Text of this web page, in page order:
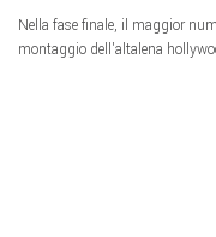
Nella fase finale, il maggior
montaggio dell'altalena